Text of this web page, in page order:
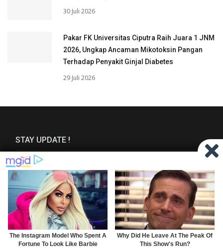
30 Juli 2026
Pakar FK Universitas Ciputra Raih Juara 1 JNM
2026, Ungkap Ancaman Mikotoksin Pangan
Terhadap Penyakit Ginjal Diabetes
29 Juli 2026
STAY UPDATE !